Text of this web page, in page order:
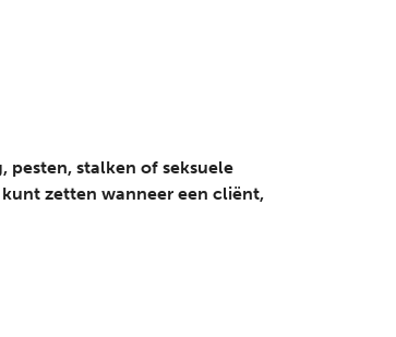
pesten, stalken of seksuele
zetten wanneer een cliënt,